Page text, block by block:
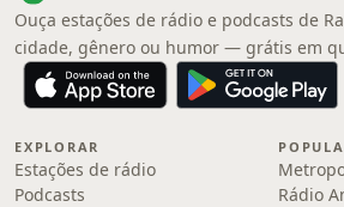
Ouça estações de rádio e podcasts de
cidade, gênero ou humor — grátis em
EXPLORAR
Estações de rádio
Podcasts
Rádio